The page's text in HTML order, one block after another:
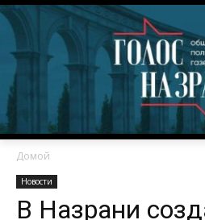
Домой
Новости
В Назрани